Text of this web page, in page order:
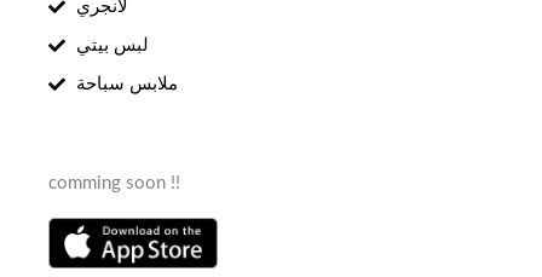
لانجري
لبس بيتي
ملابس سباحة
comming soon !!